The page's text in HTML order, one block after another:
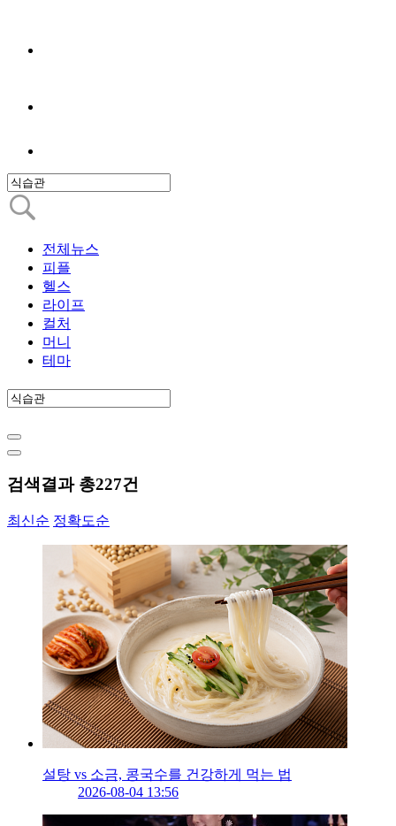
전체뉴스
피플
헬스
라이프
컬처
머니
테마
검색결과 총227건
최신순 정확도순
설탕 vs 소금, 콩국수를 건강하게 먹는 법
2026-08-04 13:56